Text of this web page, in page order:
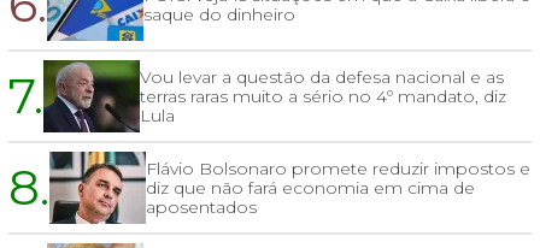
saque do dinheiro
7.
Vou levar a questão da defesa nacional e as
terras raras muito a sério no 4º mandato, diz
Lula
8.
Flávio Bolsonaro promete reduzir impostos e
diz que não fará economia em cima de
aposentados